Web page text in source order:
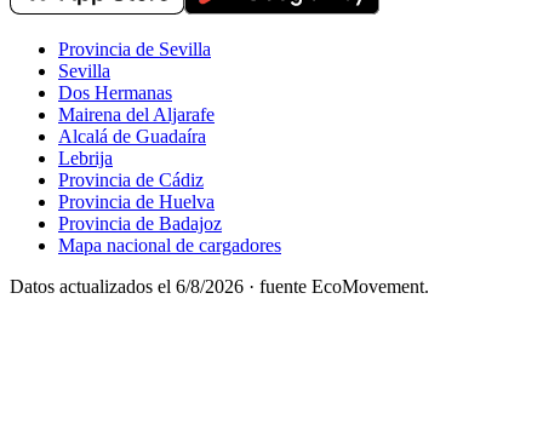
Provincia de Sevilla
Sevilla
Dos Hermanas
Mairena del Aljarafe
Alcalá de Guadaíra
Lebrija
Provincia de Cádiz
Provincia de Huelva
Provincia de Badajoz
Mapa nacional de cargadores
Datos actualizados el 6/8/2026 · fuente EcoMovement.